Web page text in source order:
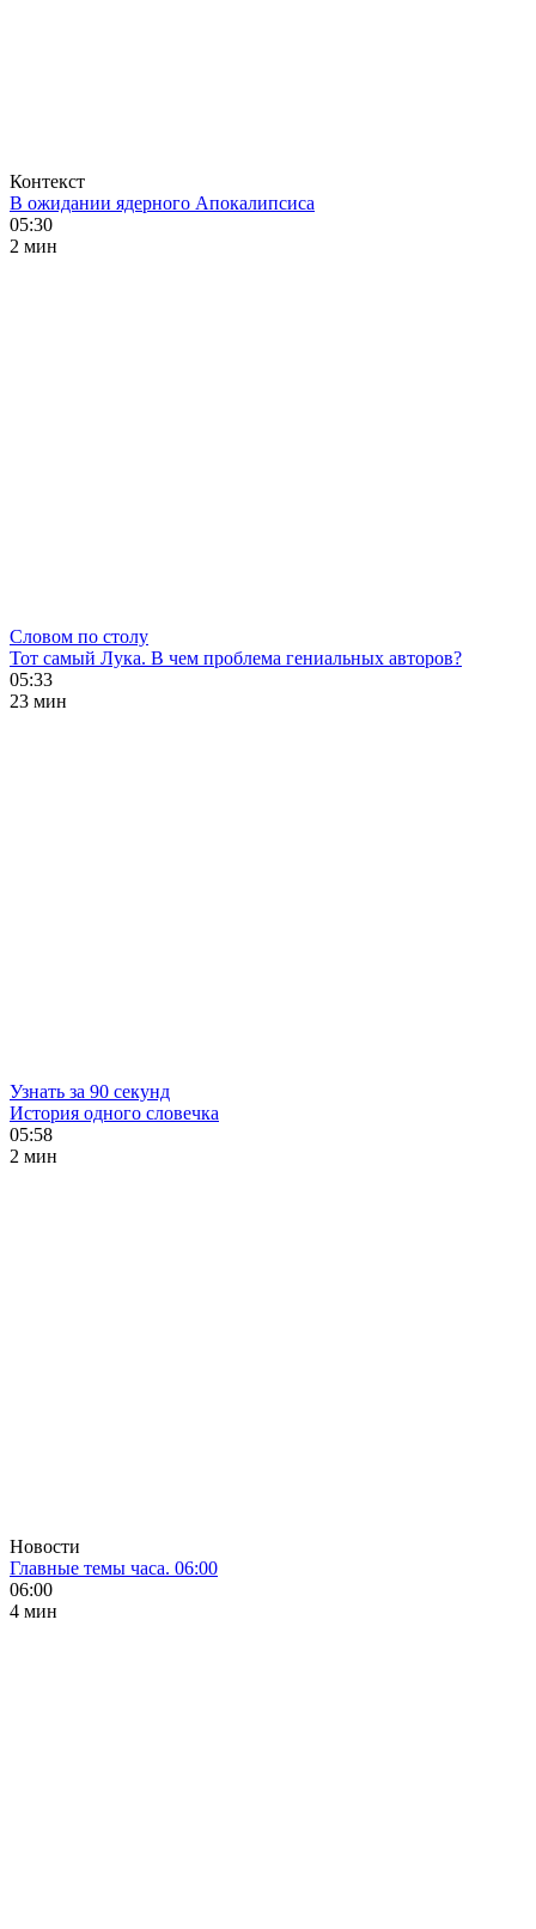
Контекст
В ожидании ядерного Апокалипсиса
05:30
2 мин
Словом по столу
Тот самый Лука. В чем проблема гениальных авторов?
05:33
23 мин
Узнать за 90 секунд
История одного словечка
05:58
2 мин
Новости
Главные темы часа. 06:00
06:00
4 мин